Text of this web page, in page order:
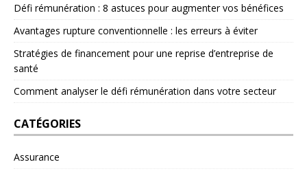
Défi rémunération : 8 astuces pour augmenter vos bénéfices
Avantages rupture conventionnelle : les erreurs à éviter
Stratégies de financement pour une reprise d’entreprise de
santé
Comment analyser le défi rémunération dans votre secteur
CATÉGORIES
Assurance